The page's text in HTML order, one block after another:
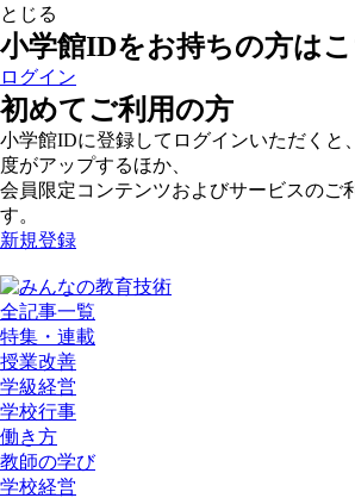
とじる
小学館IDをお持ちの方は
ログイン
初めてご利用の方
小学館IDに登録してログインいただくと
度がアップするほか、
会員限定コンテンツおよびサービスのご
す。
新規登録
全記事一覧
特集・連載
授業改善
学級経営
学校行事
働き方
教師の学び
学校経営